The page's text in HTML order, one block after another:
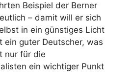
Beispiel der Berner
– damit will er sich
in ein günstiges Licht
ein guter Deutscher, was
nur für die
ein wichtiger Punkt